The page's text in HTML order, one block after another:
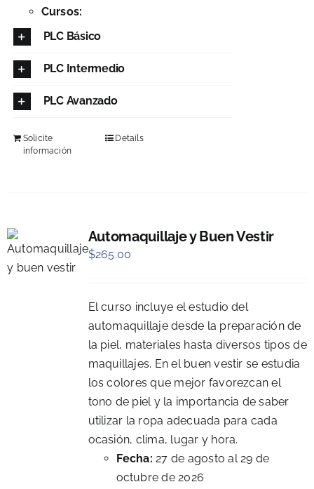
Cursos:
PLC Básico
PLC Intermedio
PLC Avanzado
Solicite
información
Details
Automaquillaje y Buen Vestir
$265.00
El curso incluye el estudio del
automaquillaje desde la preparación de
la piel, materiales hasta diversos tipos de
maquillajes. En el buen vestir se estudia
los colores que mejor favorezcan el
tono de piel y la importancia de saber
utilizar la ropa adecuada para cada
ocasión, clima, lugar y hora.
Fecha:27 de agosto al 29 de
octubre de 2026